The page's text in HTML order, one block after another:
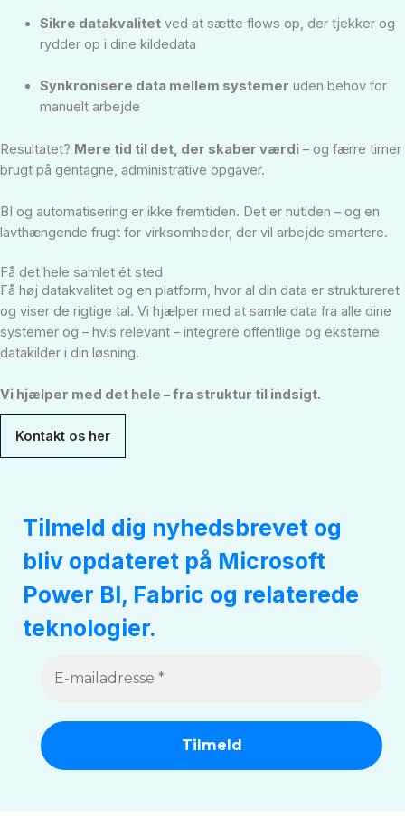
Sikre datakvalitetved at sætte flows op, der tjekker og
rydder op i dine kildedata
Synkronisere data mellem systemer uden behov for
manuelt arbejde
Resultatet? Mere tid til det, der skaber værdi – og færre timer
brugt på gentagne, administrative opgaver.
BI og automatisering er ikke fremtiden. Det er nutiden – og en
lavthængende frugt for virksomheder, der vil arbejde smartere.
Få det hele samlet ét sted
Få høj datakvalitet og en platform, hvor al din data er struktureret
og viser de rigtige tal. Vi hjælper med at samle data fra alle dine
systemer og – hvis relevant – integrere offentlige og eksterne
datakilder i din løsning.
Vi hjælper med det hele – fra struktur til indsigt.
Kontakt os her
Tilmeld dig nyhedsbrevet og
bliv opdateret på Microsoft
Power BI, Fabric og relaterede
teknologier.